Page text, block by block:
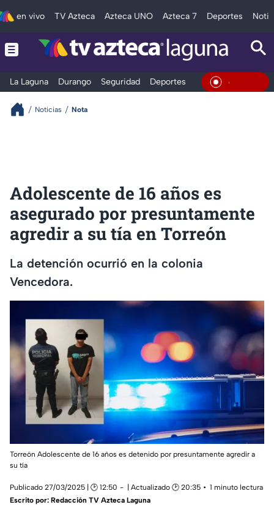
en vivo TV Azteca Azteca UNO Azteca 7 Deportes
La Laguna Durango Seguridad Deportes EntretenimientoEn Vivo
Noticias Nota
Adolescente de 16 años es
asegurado por presuntamente
agredir a su tía en Torreón
La detención ocurrió en la colonia
Vencedora.
Torreón Adolescente de 16 años es detenido por presuntamente agredir a
su tía
Publicado 27/03/2025 | 🕑 12:50 | Actualizado 🕑 20:35
1 minuto lectura
Escrito por: Redacción TV Azteca Laguna